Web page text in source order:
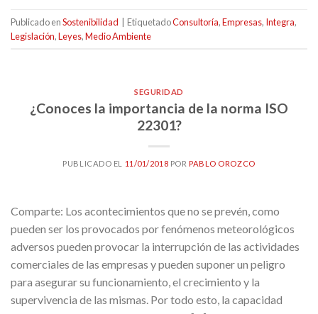
Publicado enSostenibilidad EtiquetadoConsultoría,Empresas, Integra,
Legislación,Leyes,Medio Ambiente
SEGURIDAD
¿Conoces la importancia de la norma ISO
22301?
PUBLICADO EL 11/01/2018 POR PABLO OROZCO
Comparte: Los acontecimientos que no se prevén, como
pueden ser los provocados por fenómenos meteorológicos
adversos pueden provocar la interrupción de las actividades
comerciales de las empresas y pueden suponer un peligro
para asegurar su funcionamiento, el crecimiento y la
supervivencia de las mismas. Por todo esto, la capacidad